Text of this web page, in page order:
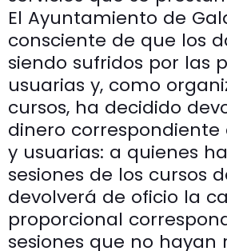
El Ayuntamiento de
consciente de que los
siendo sufridos por las
usuarias y, como
cursos, ha decidido
dinero correspondiente
y usuarias: a quienes
sesiones de los cursos
devolverá de oficio la
proporcional
sesiones que no hayan